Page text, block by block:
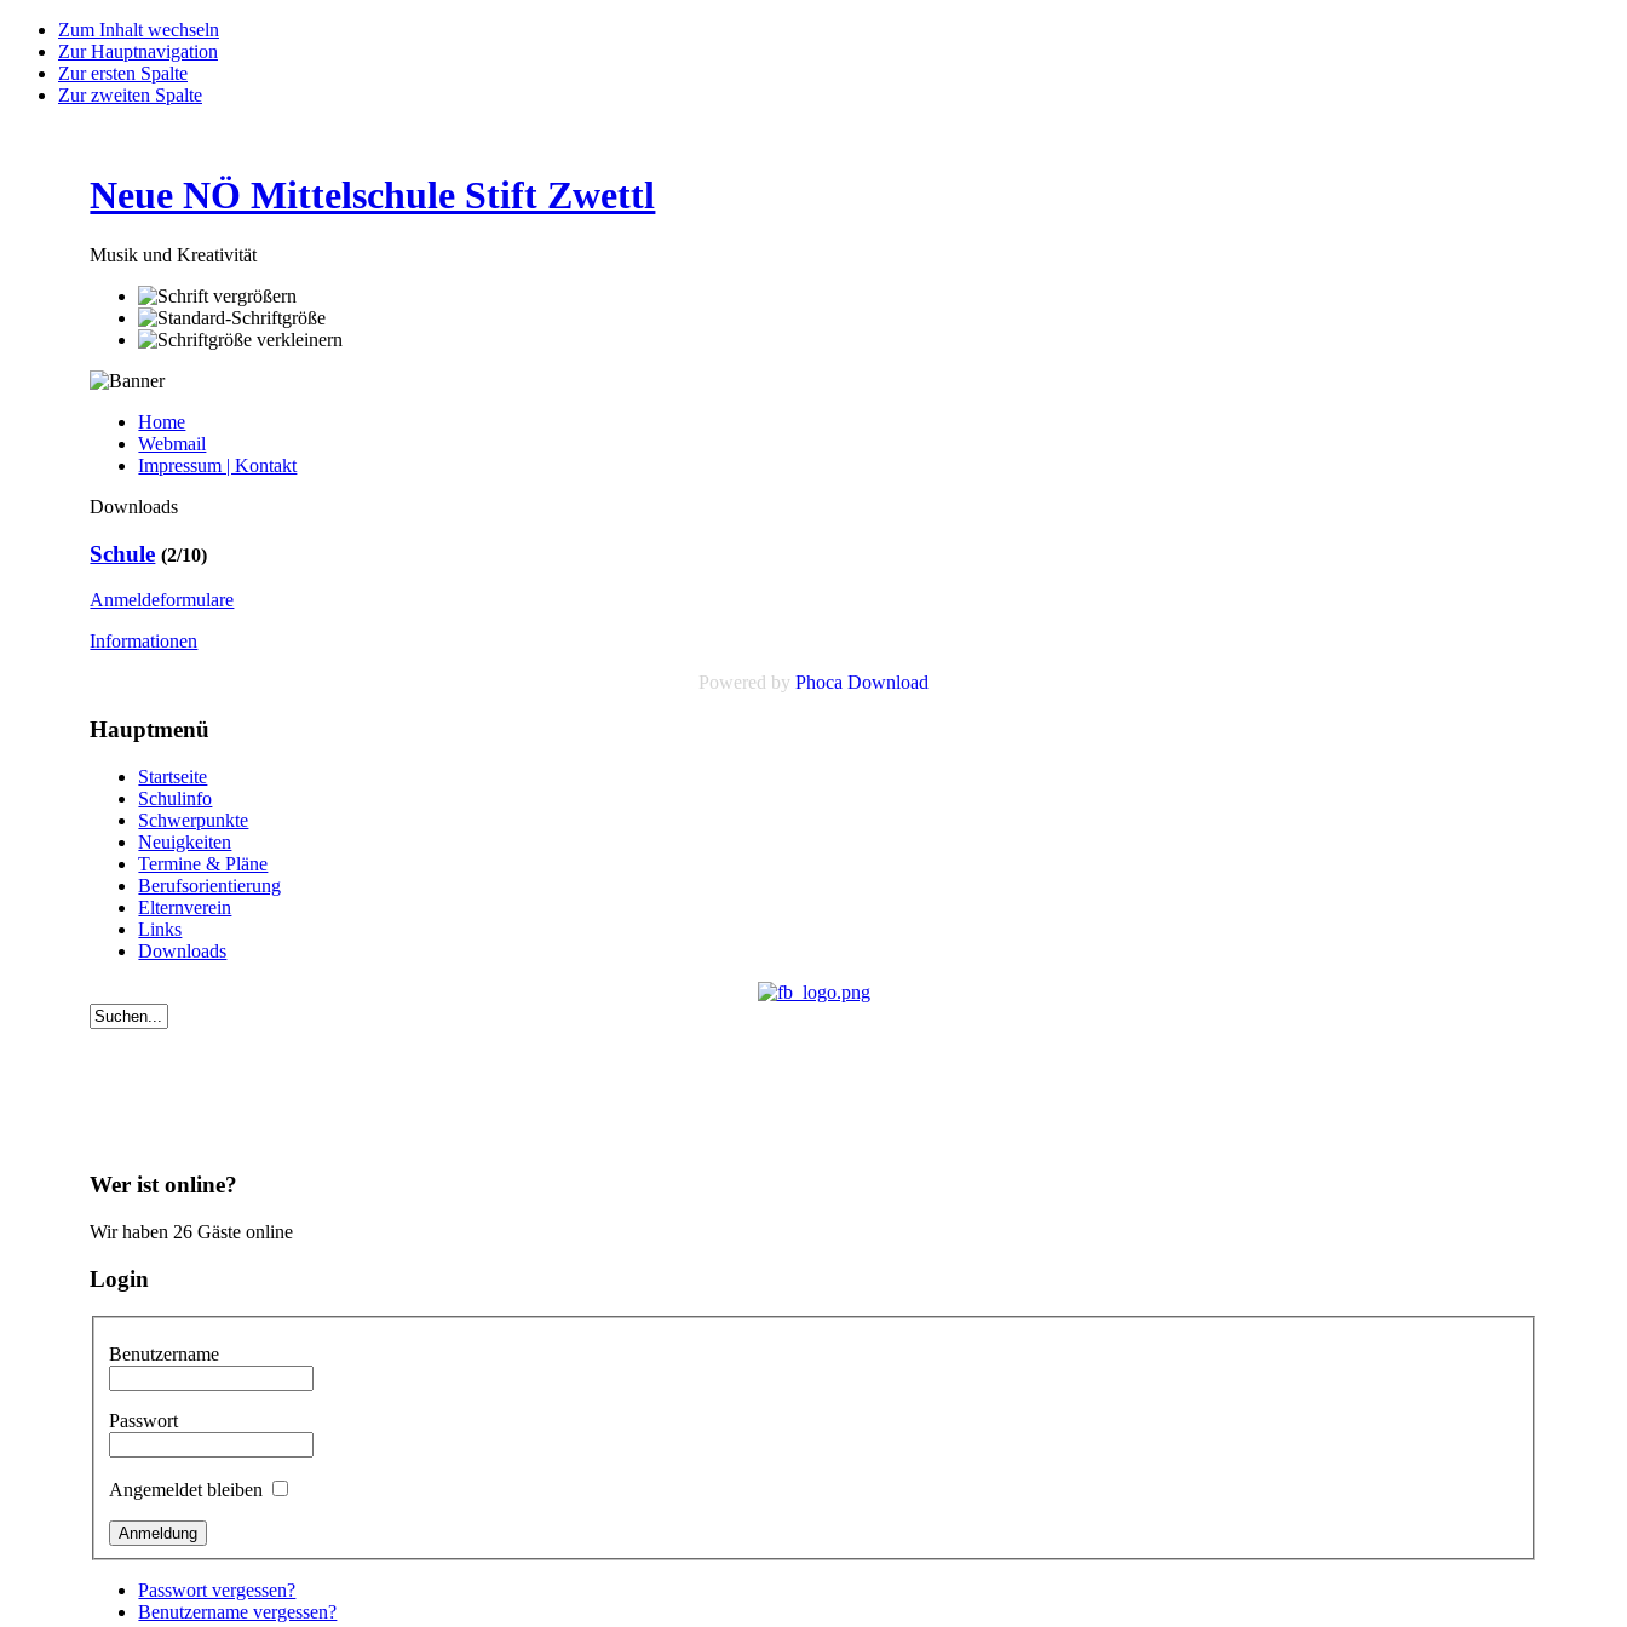
Zum Inhalt wechseln
Zur Hauptnavigation
Zur ersten Spalte
Zur zweiten Spalte
Neue NÖ Mittelschule Stift Zwettl
Musik und Kreativität
Home
Webmail
Impressum | Kontakt
Downloads
Schule (2/10)
Anmeldeformulare
Informationen
Powered by Phoca Download
Hauptmenü
Startseite
Schulinfo
Schwerpunkte
Neuigkeiten
Termine & Pläne
Berufsorientierung
Elternverein
Links
Downloads
Wer ist online?
Wir haben 26 Gäste online
Login
Benutzername
Passwort
Angemeldet bleiben
Passwort vergessen?
Benutzername vergessen?